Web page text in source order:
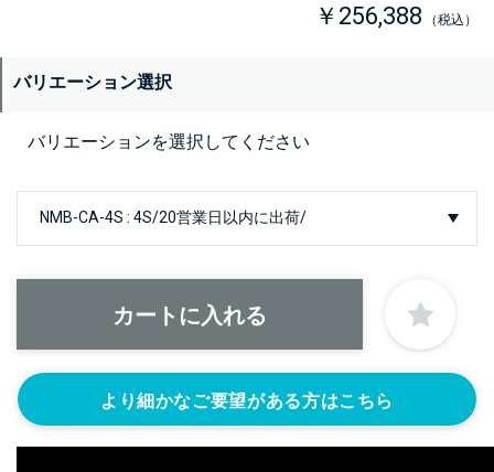
￥256,388 （税込）
バリエーション選択
バリエーションを選択してください
より細かなご要望がある方はこちら